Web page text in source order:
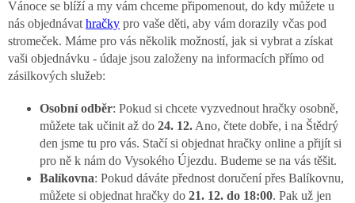
Vánoce se blíží a my vám chceme připomenout, do kdy můžete u
nás objednávat hračky pro vaše děti, aby vám dorazily včas pod
stromeček. Máme pro vás několik možností, jak si vybrat a získat
vaši objednávku - údaje jsou založeny na informacích přímo od
zásilkových služeb:
Osobní odběr: Pokud si chcete vyzvednout hračky osobně,
můžete tak učinit až do 24. 12. Ano, čtete dobře, i na Štědrý
den jsme tu pro vás. Stačí si objednat hračky online a přijít si
pro ně k nám do Vysokého Újezdu. Budeme se na vás těšit.
Balíkovna: Pokud dáváte přednost doručení přes Balíkovnu,
můžete si objednat hračky do 21. 12. do 18:00. Pak už jen